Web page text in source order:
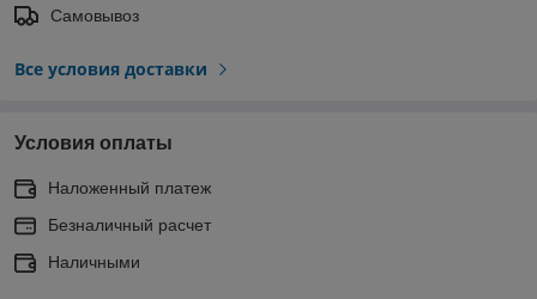
Самовывоз
Все условия доставки
Условия оплаты
Наложенный платеж
Безналичный расчет
Наличными